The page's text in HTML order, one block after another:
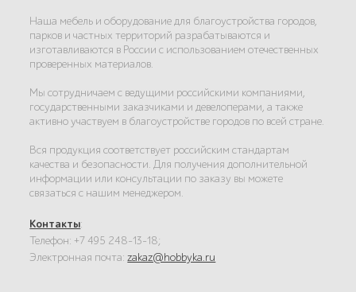
Наша мебель и оборудование для благоустройства городов,
парков и частных территорий разрабатываются и
изготавливаются в России с использованием отечественных
проверенных материалов.
Мы сотрудничаем с ведущими российскими компаниями,
государственными заказчиками и девелоперами, а также
активно участвуем в благоустройстве городов по всей стране.
Вся продукция соответствует российским стандартам
качества и безопасности. Для получения дополнительной
информации или консультации по заказу вы можете
связаться с нашим менеджером.
Контакты:
Телефон: +7 495 248-13-18;
Электронная почта:zakaz@hobbyka.ru